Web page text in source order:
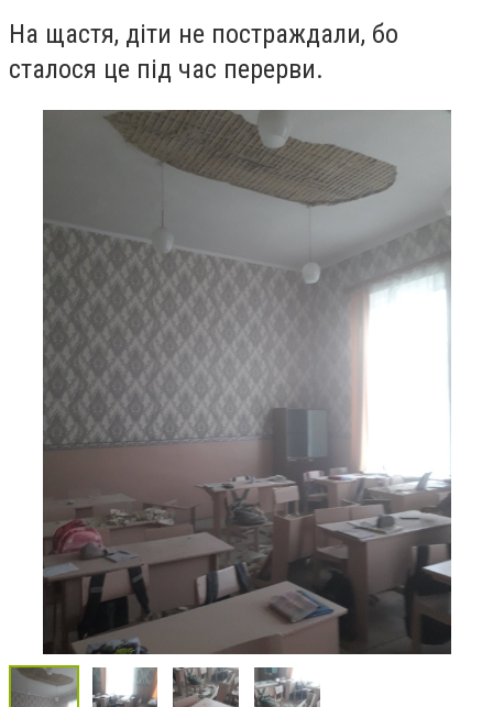
На щастя, діти не постраждали, бо
сталося це під час перерви.